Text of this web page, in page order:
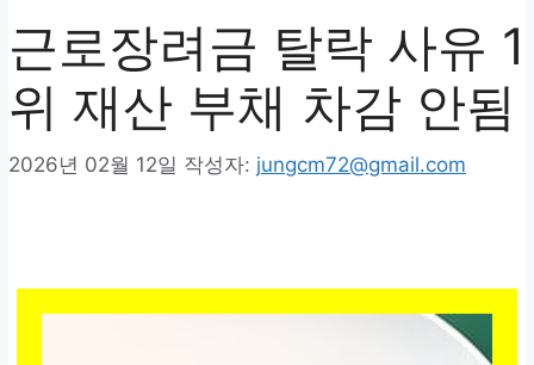
근로장려금 탈락 사유 1
위 재산 부채 차감 안됨
2026년 02월 12일 작성자: jungcm72@gmail.com